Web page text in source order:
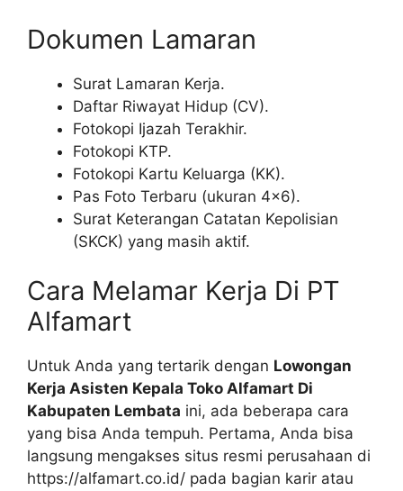
Dokumen Lamaran
Surat Lamaran Kerja.
Daftar Riwayat Hidup (CV).
Fotokopi Ijazah Terakhir.
Fotokopi KTP.
Fotokopi Kartu Keluarga (KK).
Pas Foto Terbaru (ukuran 4×6).
Surat Keterangan Catatan Kepolisian
(SKCK) yang masih aktif.
Cara Melamar Kerja Di PT
Alfamart
Untuk Anda yang tertarik dengan Lowongan
Kerja Asisten Kepala Toko Alfamart Di
Kabupaten Lembata ini, ada beberapa cara
yang bisa Anda tempuh. Pertama, Anda bisa
langsung mengakses situs resmi perusahaan di
https://alfamart.co.id/ pada bagian karir atau